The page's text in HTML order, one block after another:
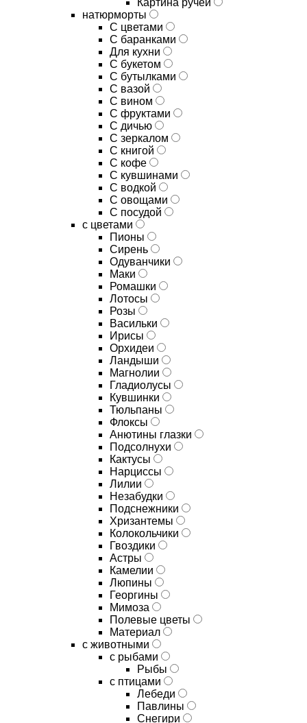
Картина ручей
натюрморты
С цветами
С баранками
Для кухни
C букетом
C бутылками
C вазой
C вином
C фруктами
C дичью
C зеркалом
C книгой
C кофе
C кувшинами
C водкой
C овощами
C посудой
с цветами
Пионы
Сирень
Одуванчики
Маки
Ромашки
Лотосы
Розы
Васильки
Ирисы
Орхидеи
Ландыши
Магнолии
Гладиолусы
Кувшинки
Тюльпаны
Флоксы
Анютины глазки
Подсолнухи
Кактусы
Нарциссы
Лилии
Незабудки
Подснежники
Хризантемы
Колокольчики
Гвоздики
Астры
Камелии
Люпины
Георгины
Мимоза
Полевые цветы
Материал
с животными
с рыбами
Рыбы
с птицами
Лебеди
Павлины
Снегири